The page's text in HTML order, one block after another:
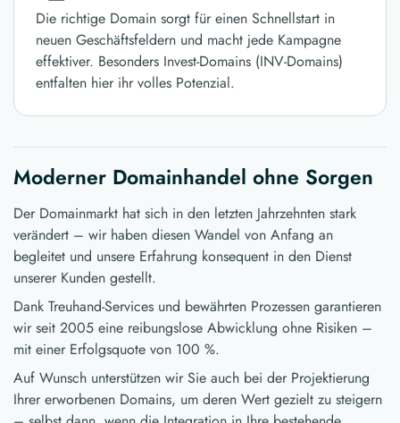
Die richtige Domain sorgt für einen Schnellstart in
neuen Geschäftsfeldern und macht jede Kampagne
effektiver. Besonders Invest-Domains (INV-Domains)
entfalten hier ihr volles Potenzial.
Moderner Domainhandel ohne Sorgen
Der Domainmarkt hat sich in den letzten Jahrzehnten stark
verändert – wir haben diesen Wandel von Anfang an
begleitet und unsere Erfahrung konsequent in den Dienst
unserer Kunden gestellt.
Dank Treuhand-Services und bewährten Prozessen garantieren
wir seit 2005 eine reibungslose Abwicklung ohne Risiken –
mit einer Erfolgsquote von 100 %.
Auf Wunsch unterstützen wir Sie auch bei der Projektierung
Ihrer erworbenen Domains, um deren Wert gezielt zu steigern